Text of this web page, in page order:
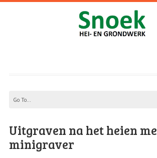
Uitgraven na het heien
minigraver